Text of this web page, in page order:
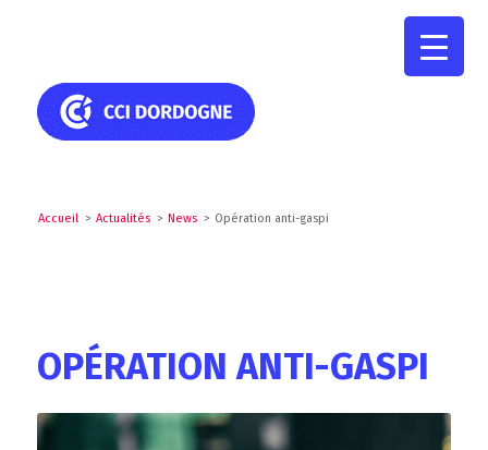
Accueil > Actualités > News > Opération anti-gaspi
OPÉRATION ANTI-GASPI